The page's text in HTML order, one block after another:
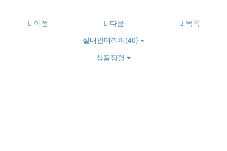
이전 다음
목록
실내인테리어(40)
상품정렬